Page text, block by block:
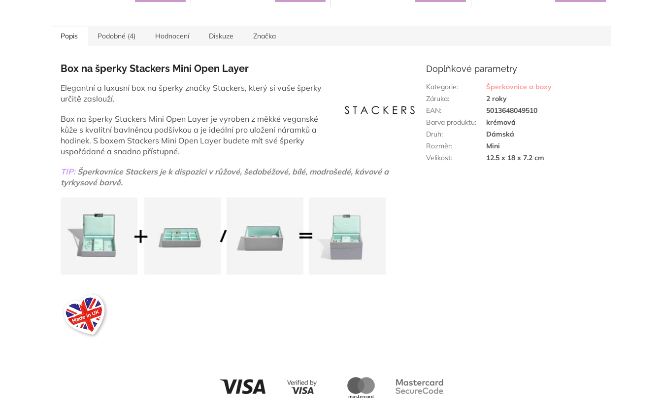
Popis Podobné (4) Hodnocení Diskuze Značka
Box na šperky Stackers Mini Open Layer
Elegantní a luxusní box na šperky značky Stackers, který si vaše šperky
určitě zaslouží.
Box na šperky Stackers Mini Open Layer je vyroben z měkké veganské
kůže s kvalitní bavlněnou podšívkou a je ideální pro uložení náramků a
hodinek. S boxem Stackers Mini Open Layer budete mít své šperky
uspořádané a snadno přístupné.
TIP: Šperkovnice Stackers je k dispozici v růžové, šedobéžové, bílé, modrošedé, kávové a
tyrkysové barvě.
Doplňkové parametry
Kategorie:
Šperkovnice a boxy
Záruka:
2 roky
EAN:
5013648049510
Barva produktu:
krémová
Druh:
Dámská
Rozměr:
Mini
Velikost: 12.5 x 18 x 7.2 cm